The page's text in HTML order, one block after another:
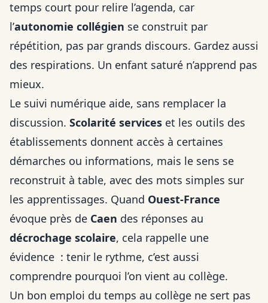
temps court pour relire l’agenda, car
l’autonomie collégien se construit par
répétition, pas par grands discours. Gardez aussi
des respirations. Un enfant saturé n’apprend pas
mieux.
Le suivi numérique aide, sans remplacer la
discussion. Scolarité services et les outils des
établissements donnent accès à certaines
démarches ou informations, mais le sens se
reconstruit à table, avec des mots simples sur
les apprentissages. Quand Ouest-France
évoque près de Caen des réponses au
décrochage scolaire, cela rappelle une
évidence : tenir le rythme, c’est aussi
comprendre pourquoi l’on vient au collège.
Un bon emploi du temps au collège ne sert pas